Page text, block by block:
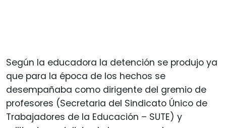
Según la educadora la detención se produjo ya
que para la época de los hechos se
desempañaba como dirigente del gremio de
profesores (Secretaria del Sindicato Único de
Trabajadores de la Educación – SUTE) y